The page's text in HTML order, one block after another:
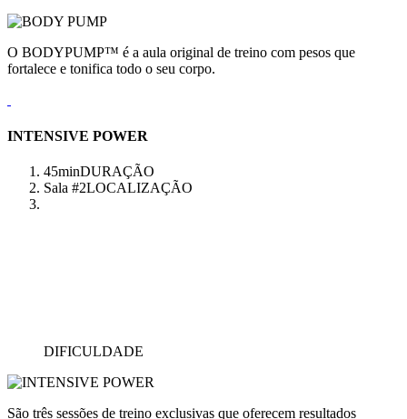
O BODYPUMP™ é a aula original de treino com pesos que
fortalece e tonifica todo o seu corpo.
INTENSIVE POWER
45minDURAÇÃO
Sala #2LOCALIZAÇÃO
DIFICULDADE
São três sessões de treino exclusivas que oferecem resultados